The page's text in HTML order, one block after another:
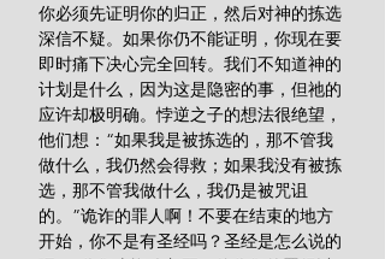
你必须先证明你的归正，然后对神的拣选
深信不疑。如果你仍不能证明，你现在要
即时痛下决心完全回转。我们不知道神的
计划是什么，因为这是隐密的事，但祂的
应许却极明确。悖逆之子的想法很绝望，
他们想：“如果我是被拣选的，那不管我
做什么，我仍然会得救；如果我没有被拣
选，那不管我做什么，我仍是被咒诅
的。”诡诈的罪人啊！不要在结束的地方
开始，你不是有圣经吗？圣经是怎么说的